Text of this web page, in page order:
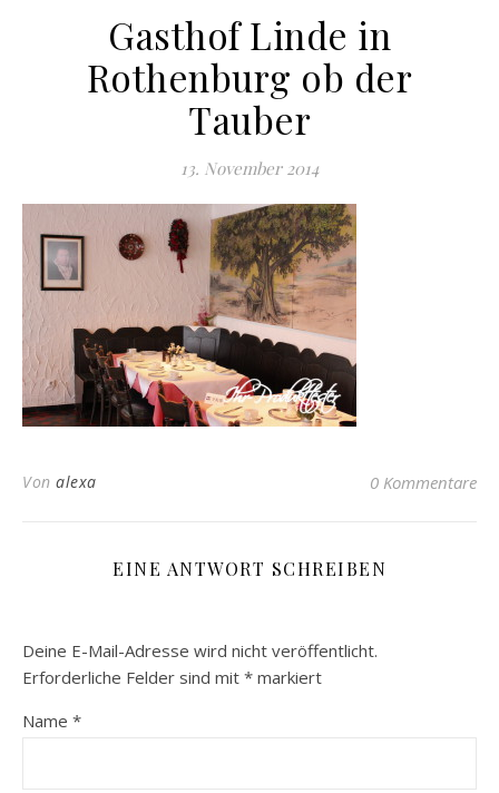
Gasthof Linde in
Rothenburg ob der
Tauber
13. November 2014
Von alexa 0 Kommentare
EINE ANTWORT SCHREIBEN
Deine E-Mail-Adresse wird nicht veröffentlicht.
Erforderliche Felder sind mit * markiert
Name *